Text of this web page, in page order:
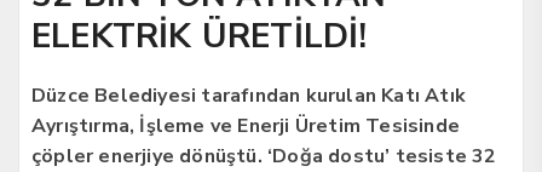
ELEKTRİK ÜRETİLDİ!
Düzce Belediyesi tarafından kurulan Katı Atık
Ayrıştırma, İşleme ve Enerji Üretim Tesisinde
çöpler enerjiye dönüştü. ‘Doğa dostu’ tesiste 32